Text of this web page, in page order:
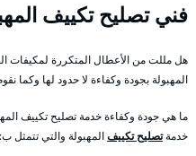
فني تصليح تكييف
هل مللت من الأعطال المتكررة لمكيفات
المهبولة بجودة وكفاءة لا حدود لها وكما
ما هي جودة وكفاءة خدمة تصليح تكييف
خدمةتصليح تكييفالمهبولة والتي تتمثل ب: